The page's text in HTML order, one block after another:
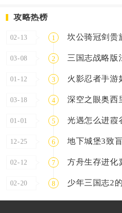
攻略热榜
02-13 1 坎公骑冠剑贵
03-08 2 三国志战略版
01-12 3 火影忍者手游
03-18 4 深空之眼奥西
01-01 5 光遇怎么进霞
12-25 6 地下城堡3致
02-12 7 方舟生存进化
02-20 8 少年三国志2